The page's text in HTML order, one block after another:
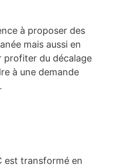
à proposer des
mais aussi en
profiter du décalage
à une demande
est transformé en